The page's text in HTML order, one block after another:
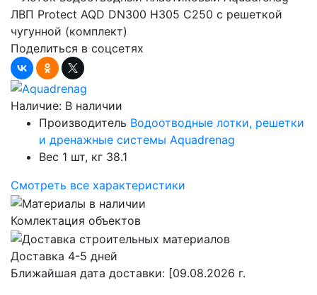
Поделиться в соцсетях
Наличие: В наличии
Производитель Водоотводные лотки, решетки
и дренажные системы Aquadrenag
Вес 1 шт, кг 38.1
Смотреть все характеристики
Комлектация объектов
Доставка 4-5 дней
Ближайшая дата доставки: [09.08.2026 г.